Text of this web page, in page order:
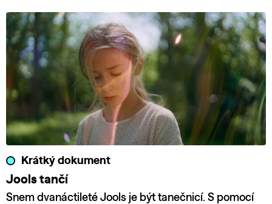
Krátký dokument
Jools tančí
Snem dvanáctileté Jools je být tanečnicí. S pomocí